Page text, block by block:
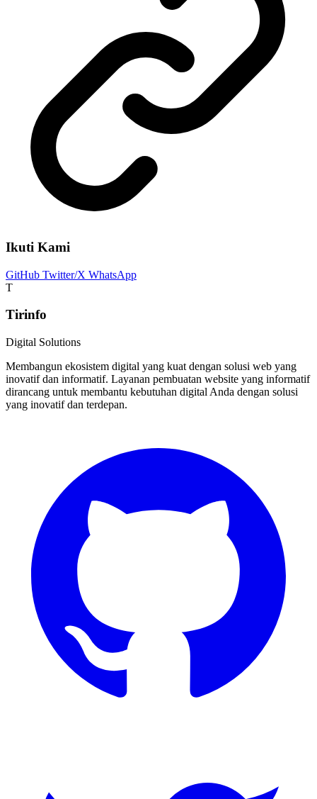
Ikuti Kami
GitHub Twitter/X WhatsApp
T
Tirinfo
Digital Solutions
Membangun ekosistem digital yang kuat dengan solusi web yang
inovatif dan informatif. Layanan pembuatan website yang informatif
dirancang untuk membantu kebutuhan digital Anda dengan solusi
yang inovatif dan terdepan.